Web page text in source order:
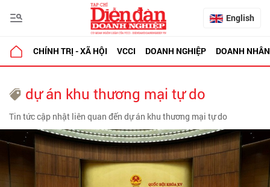
English
CHÍNH TRỊ - XÃ HỘI VCCI DOANH NGHIỆP DOANH NHÂN
dự án khu thương mại tự do
Tin tức cập nhật liên quan đến dự án khu thương mại tự do